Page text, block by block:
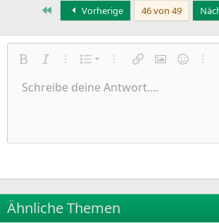
i
Erste Vorherige 46 von 49
Fett KursivWeitere Einstellungen…
Liste
Nummerierte Liste
Ungeordnete Liste
Weitere Einstellungen…
Link einfügen
Bild einfügen
Smileys
Schriftgröße
9
22
26
TextfarbeSchriftfamilie
Arial
Times New Roman
Trebuchet MS
Durchgestrichen
Unterstrichen
Inline-Code
AusrichtungLinksbündig
Paragraph format
Normal
Heading 2
ZitatMedienTabelle einfügen
Insert horizontal line
SpoilerCode
Wiederholen
BBCode umschalten
Formatierung entfernen
EntwürfeEntwurf speichern
Schreibe deine Antwort....
Ähnliche Themen